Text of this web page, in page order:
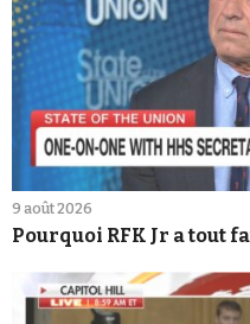
9 août 2026
Pourquoi RFK Jr a tout